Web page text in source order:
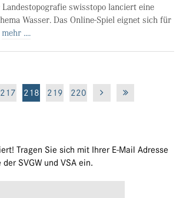
swisstopo lanciert eine
Wasser. Das Online-Spiel eignet sich für
mehr ....
217 218 219 220
Tragen Sie sich mit Ihrer E-Mail Adresse
SVGW und VSA ein.